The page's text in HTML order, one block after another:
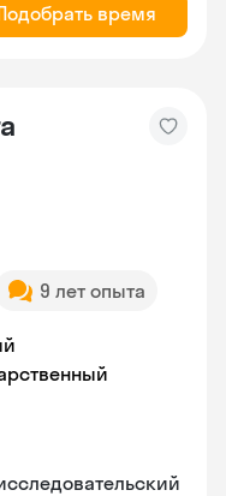
время
9 лет опыта